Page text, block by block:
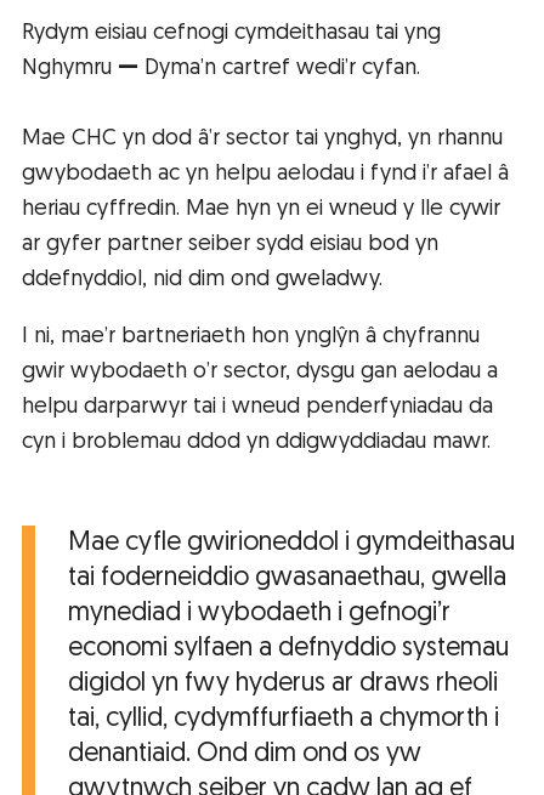
Rydym eisiau cefnogi cymdeithasau tai yng
Nghymru — Dyma’n cartref wedi’r cyfan.
Mae CHC yn dod â’r sector tai ynghyd, yn rhannu
gwybodaeth ac yn helpu aelodau i fynd i’r afael â
heriau cyffredin. Mae hyn yn ei wneud y lle cywir
ar gyfer partner seiber sydd eisiau bod yn
ddefnyddiol, nid dim ond gweladwy.
I ni, mae’r bartneriaeth hon ynglŷn â chyfrannu
gwir wybodaeth o’r sector, dysgu gan aelodau a
helpu darparwyr tai i wneud penderfyniadau da
cyn i broblemau ddod yn ddigwyddiadau mawr.
Mae cyfle gwirioneddol i gymdeithasau
tai foderneiddio gwasanaethau, gwella
mynediad i wybodaeth i gefnogi’r
economi sylfaen a defnyddio systemau
digidol yn fwy hyderus ar draws rheoli
tai, cyllid, cydymffurfiaeth a chymorth i
denantiaid. Ond dim ond os yw
gwytnwch seiber yn cadw lan ag ef